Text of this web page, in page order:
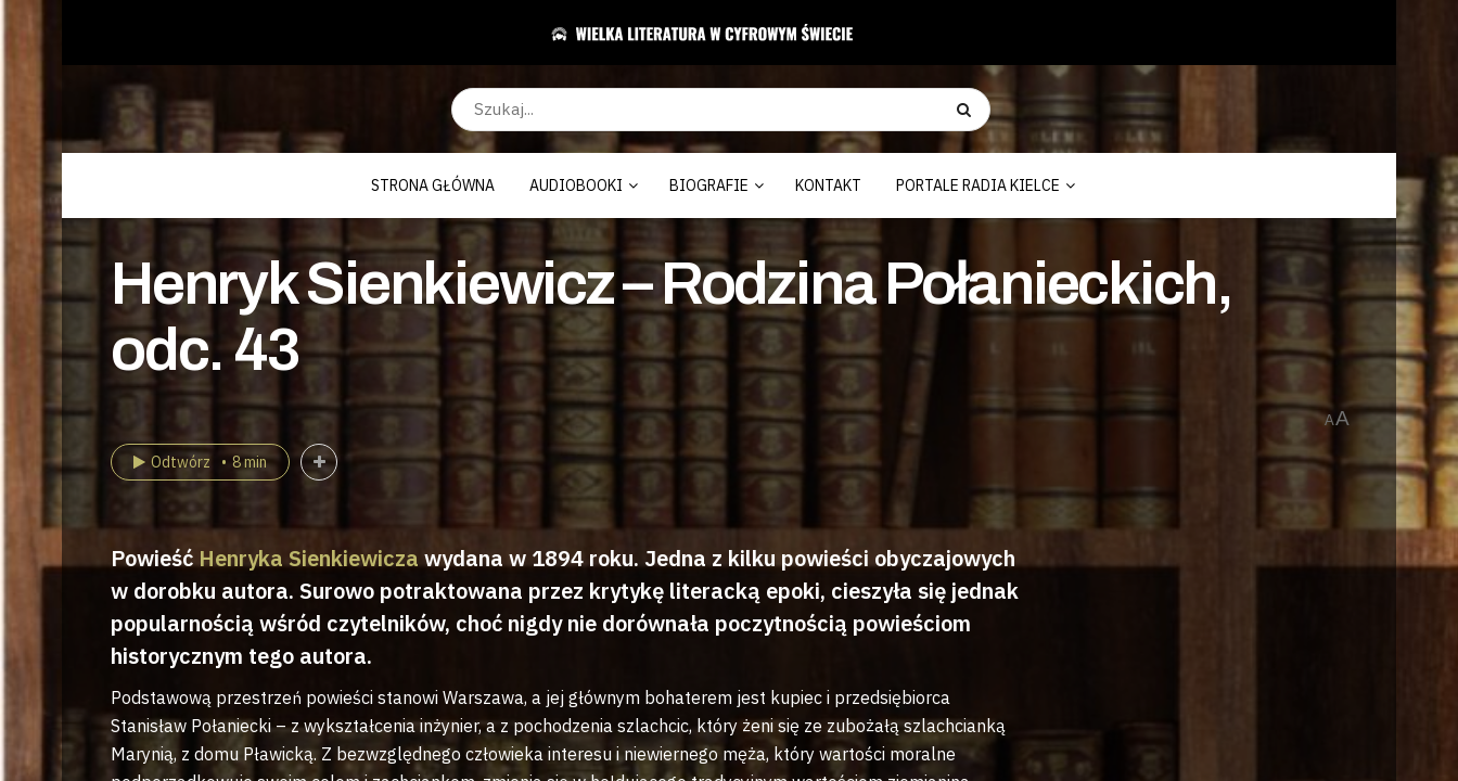
STRONA GŁÓWNA AUDIOBOOKI BIOGRAFIE KONTAKT PORTALE RADIA KIELCE
Henryk Sienkiewicz – Rodzina Połanieckich,
odc. 43
AA
Odtwórz 8 min
Powieść Henryka Sienkiewicza wydana w 1894 roku. Jedna z kilku powieści obyczajowych
w dorobku autora. Surowo potraktowana przez krytykę literacką epoki, cieszyła się jednak
popularnością wśród czytelników, choć nigdy nie dorównała poczytnością powieściom
historycznym tego autora.
Podstawową przestrzeń powieści stanowi Warszawa, a jej głównym bohaterem jest kupiec i przedsiębiorca
Stanisław Połaniecki – z wykształcenia inżynier, a z pochodzenia szlachcic, który żeni się ze zubożałą szlachcianką
Marynią, z domu Pławicką. Z bezwzględnego człowieka interesu i niewiernego męża, który wartości moralne